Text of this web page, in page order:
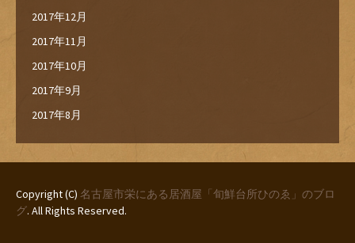
2017年12月
2017年11月
2017年10月
2017年9月
2017年8月
Copyright (C) 名古屋市栄にある居酒屋「旬鮮台所ひのゑ」のブロ
グ. All Rights Reserved.